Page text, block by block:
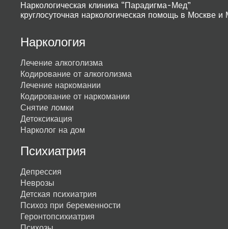
Наркологическая клиника “Парадигма-Мед”
круглосуточная наркологическая помощь в Москве и
Наркология
Лечение алкоголизма
Кодирование от алкоголизма
Лечение наркомании
Кодирование от наркомании
Снятие ломки
Детоксикация
Нарколог на дом
Психиатрия
Депрессия
Неврозы
Детская психиатрия
Психоз при беременности
Геронтопсихиатрия